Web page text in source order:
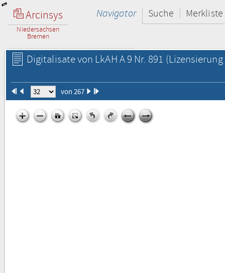
Arcinsys
Niedersachsen
Bremen
Navigator Suche Merkliste
Digitalisate von LkAH A 9 Nr. 891
von 267